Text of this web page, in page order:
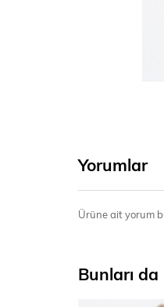
Yorumlar
Ürüne ait yorum
Bunları